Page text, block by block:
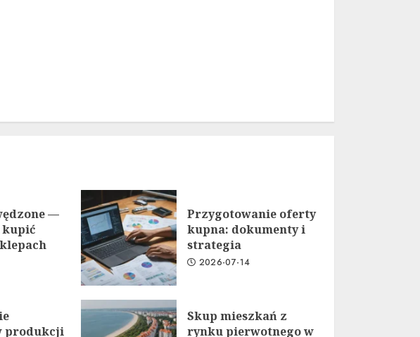
—
kupić
Przygotowanie oferty
kupna: dokumenty i
strategia
2026-07-14
produkcji
Skup mieszkań z
rynku pierwotnego w